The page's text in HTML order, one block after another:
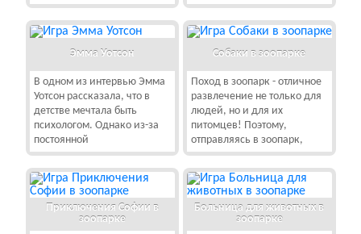
Эмма Уотсон
В одном из интервью Эмма
Уотсон рассказала, что в
детстве мечтала быть
психологом. Однако из-за
постоянной
Собаки в зоопарке
Поход в зоопарк - отличное
развлечение не только для
людей, но и для их
питомцев! Поэтому,
отправляясь в зоопарк,
Приключения Софии в
зоопарке
Больница для животных в
зоопарке